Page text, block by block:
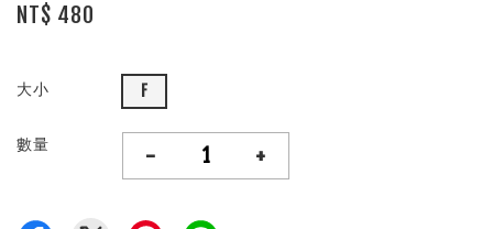
NT$ 480
大小 F
數量 - +